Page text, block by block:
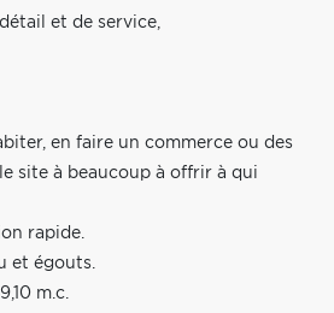
et de service,
en faire un commerce ou des
site à beaucoup à offrir à qui
rapide.
et égouts.
m.c.